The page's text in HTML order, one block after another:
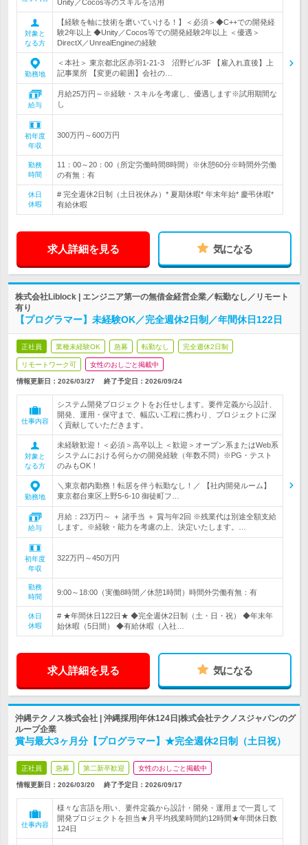
Unity／Cocos等のスキルを活用
対象と
なる方
【経験を軸に技術を磨いていける！】＜必須＞◆C++での開発経
験2年以上 ◆Unity／Cocos等での開発経験2年以上 ＜優遇＞
DirectX／UnrealEngineの経験
勤務地
＜本社＞ 東京都北区赤羽1-21-3 沼野ビル3F 【雇入れ直後】上
記事業所 【変更の範囲】会社の…
給与
月給25万円～※経験・スキルを考慮し、優遇します※試用期間な
し
初年度
年収
300万円～600万円
勤務
時間
11：00～20：00（所定労働時間8時間）※休憩60分※時間外労働
の有無：有
休日
休暇
# 完全週休2日制（土日祝休み）* 夏期休暇* 年末年始* 慶弔休暇*
有給休暇
求人詳細を見る 気になる
株式会社Liblock | エンジニア第一の無借金経営企業／転勤なし／リモート
有り
【プログラマー】未経験OK／完全週休2日制／年間休日122日
正社員 業種未経験OK 急募 転勤なし 完全週休2日制
リモートワーク可 女性のおしごと掲載中
情報更新日：2026/03/27 終了予定日： 2026/09/24
仕事内容
システム開発プロジェクトをお任せします。要件定義から設計、
開発、運用・保守まで、幅広い工程に携わり、プロジェクトに深
く貢献していただきます。
対象と
なる方
未経験歓迎！＜必須＞高卒以上 ＜歓迎＞オープン系またはWeb系
システムにおける何らかの開発経験（年数不問）※PG・テスト
のみもOK！
勤務地
＼東京都内勤務！転居を伴う転勤なし！／ 【社内開発ルーム】
東京都台東区上野5-6-10 御徒町フ…
給与
月給：23万円～ ＋ 諸手当 ＋ 賞与年2回 ※残業代は別途全額支給
します。※経験・能力を考慮の上、決定いたします。…
初年度
年収
322万円～450万円
勤務
時間
9:00～18:00（実働8時間／休憩1時間）時間外労働有無：有
休日
休暇
# ★年間休日122日★ ◆完全週休2日制（土・日・祝） ◆年末年
始休暇（5日間） ◆有給休暇（入社…
求人詳細を見る 気になる
沖縄テクノス株式会社 | 沖縄採用|年休124日|株式会社テクノスジャパンのグ
ループ企業
賞与最大3ヶ月分【プログラマー】★完全週休2日制（土日祝）
正社員 急募 第二新卒歓迎 女性のおしごと掲載中
情報更新日：2026/03/20 終了予定日： 2026/09/17
仕事内容
様々な言語を用い、要件定義から設計・開発・運用まで一貫して
開発プロジェクトを担当★月平均残業時間約12時間★年間休日数
124日